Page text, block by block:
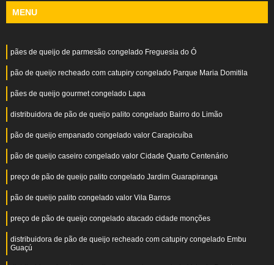
MENU
pães de queijo de parmesão congelado Freguesia do Ó
pão de queijo recheado com catupiry congelado Parque Maria Domitila
pães de queijo gourmet congelado Lapa
distribuidora de pão de queijo palito congelado Bairro do Limão
pão de queijo empanado congelado valor Carapicuíba
pão de queijo caseiro congelado valor Cidade Quarto Centenário
preço de pão de queijo palito congelado Jardim Guarapiranga
pão de queijo palito congelado valor Vila Barros
preço de pão de queijo congelado atacado cidade monções
distribuidora de pão de queijo recheado com catupiry congelado Embu
Guaçú